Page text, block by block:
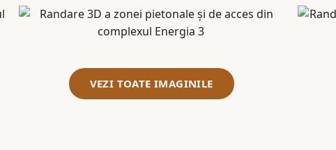
VEZI TOATE IMAGINILE